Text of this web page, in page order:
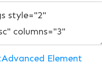
Advanced Element